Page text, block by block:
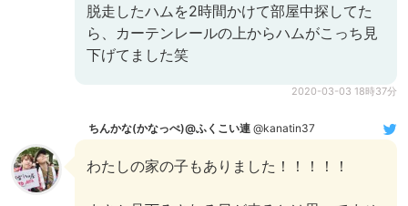
脱走したハムを2時間かけて部屋中探してた
ら、カーテンレールの上からハムがこっち見
下げてました笑
2020-03-03 18時37分
ちんかな(かなっぺ)@ふくこい連 @kanatin37
わたしの家の子もありました！！！！！